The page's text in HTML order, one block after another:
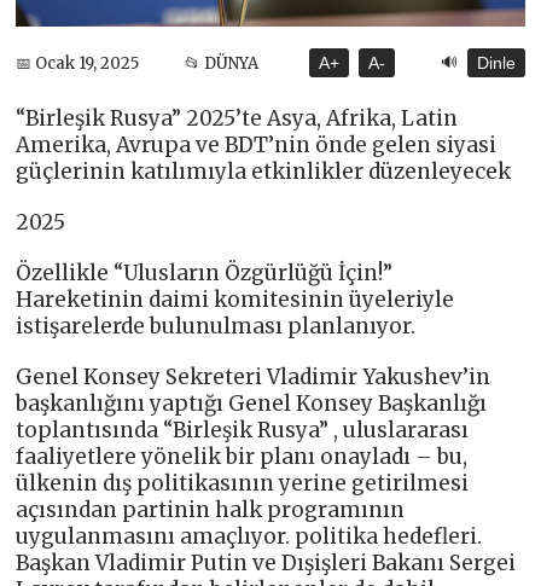
📅 Ocak 19, 2025 📂 DÜNYA A+ A- 🔊 Dinle
“Birleşik Rusya” 2025’te Asya, Afrika, Latin
Amerika, Avrupa ve BDT’nin önde gelen siyasi
güçlerinin katılımıyla etkinlikler düzenleyecek
2025
Özellikle “Ulusların Özgürlüğü İçin!”
Hareketinin daimi komitesinin üyeleriyle
istişarelerde bulunulması planlanıyor.
Genel Konsey Sekreteri Vladimir Yakushev’in
başkanlığını yaptığı Genel Konsey Başkanlığı
toplantısında “Birleşik Rusya” , uluslararası
faaliyetlere yönelik bir planı onayladı – bu,
ülkenin dış politikasının yerine getirilmesi
açısından partinin halk programının
uygulanmasını amaçlıyor. politika hedefleri.
Başkan Vladimir Putin ve Dışişleri Bakanı Sergei